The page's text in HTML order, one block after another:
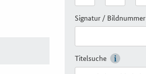
Signatur / Bildnummer
Titelsuche